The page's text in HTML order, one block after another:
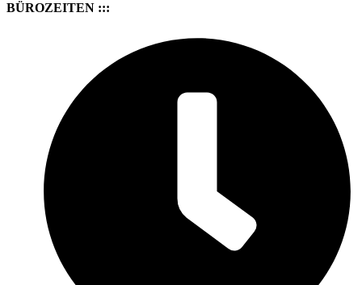
BÜROZEITEN :::